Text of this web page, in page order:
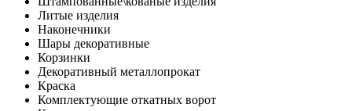
Литые изделия
Наконечники
Шары декоративные
Корзинки
Декоративный металлопрокат
Краска
Комплектующие откатных ворот